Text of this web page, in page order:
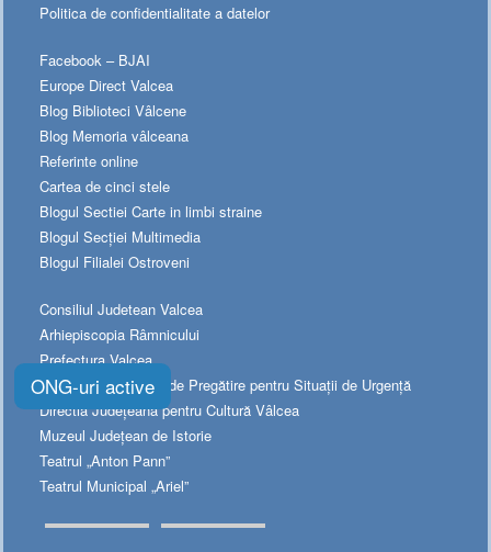
Politica de confidentialitate a datelor
Facebook – BJAI
Europe Direct Valcea
Blog Biblioteci Vâlcene
Blog Memoria vâlceana
Referinte online
Cartea de cinci stele
Blogul Sectiei Carte in limbi straine
Blogul Secției Multimedia
Blogul Filialei Ostroveni
Consiliul Judetean Valcea
Arhiepiscopia Râmnicului
Prefectura Valcea
Platforma Naționala de Pregătire pentru Situații de Urgență
Directia Judeţeană pentru Cultură Vâlcea
Muzeul Judeţean de Istorie
Teatrul „Anton Pann”
Teatrul Municipal „Ariel”
ONG-uri active